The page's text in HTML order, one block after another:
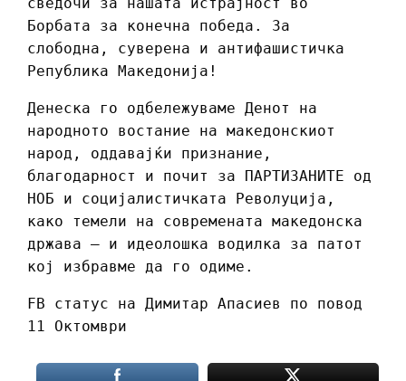
сведочи за нашата истрајност во
Борбата за конечна победа. За
слободна, суверена и антифашистичка
Република Македонија!
Денеска го одбележуваме Денот на
народното востание на македонскиот
народ, оддавајќи признание,
благодарност и почит за ПАРТИЗАНИТЕ од
НОБ и социјалистичката Револуција,
како темели на современата македонска
држава – и идеолошка водилка за патот
кој избравме да го одиме.
FB статус на Димитар Апасиев по повод
11 Октомври